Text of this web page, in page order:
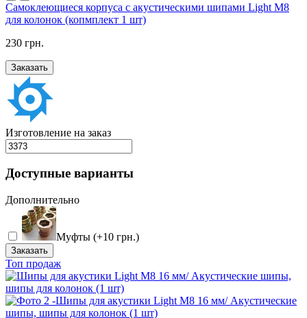
Самоклеющиеся корпуса с акустическими шипами Light M8
для колонок (копмплект 1 шт)
230 грн.
Заказать
Изготовление на заказ
Доступные варианты
Дополнительно
Муфты (+10 грн.)
Заказать
Топ продаж